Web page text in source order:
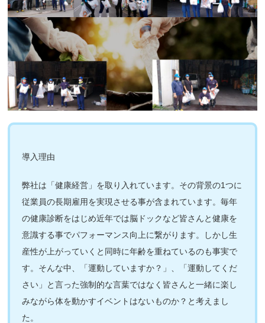
導入理由
弊社は「健康経営」を取り入れています。その背景の1つに
従業員の長期雇用を実現させる事が含まれています。毎年
の健康診断をはじめ近年では脳ドックなど皆さんと健康を
意識する事でパフォーマンス向上に繋がります。しかし生
産性が上がっていくと同時に年齢を重ねているのも事実で
す。そんな中、
「運動していますか？」、「運動してくだ
さい」 と言った強制的な言葉ではなく皆さんと一緒に楽し
みながら体を動かすイベントはないものか？と考えまし
た。